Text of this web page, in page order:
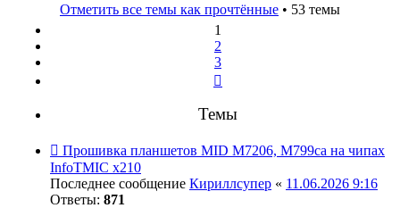
Отметить все темы как прочтённые • 53 темы
1
2
3
Темы
Прошивка планшетов MID M7206, M799ca на чипах
InfoTMIC x210
Последнее сообщение Кириллсупер « 11.06.2026 9:16
Ответы: 871